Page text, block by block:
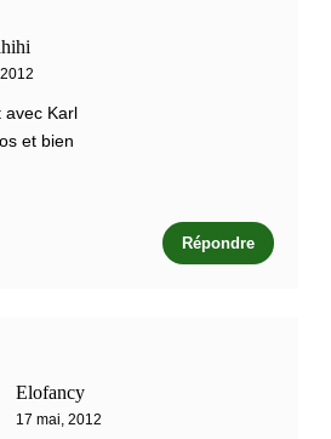
avec Karl
et bien
Répondre
Elofancy
17 mai, 2012